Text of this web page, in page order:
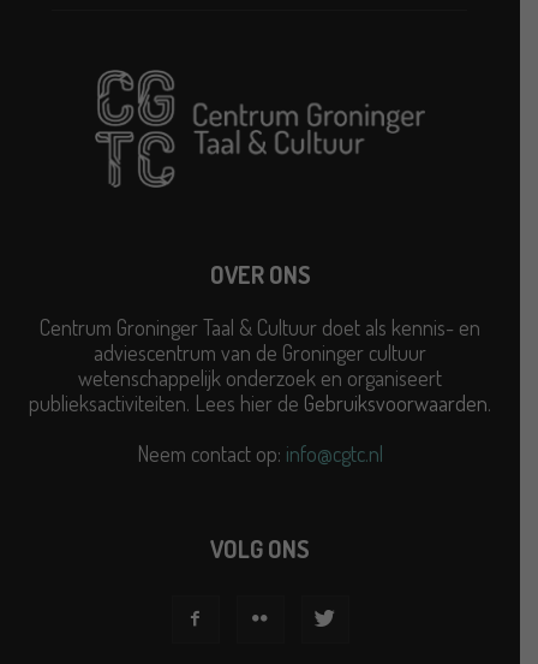
OVER ONS
Centrum Groninger Taal & Cultuur doet als kennis- en
adviescentrum van de Groninger cultuur
wetenschappelijk onderzoek en organiseert
publieksactiviteiten. Lees hier de Gebruiksvoorwaarden.
Neem contact op: info@cgtc.nl
VOLG ONS